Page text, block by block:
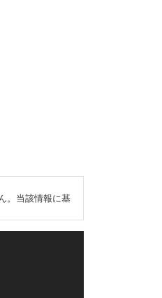
。当該情報に基